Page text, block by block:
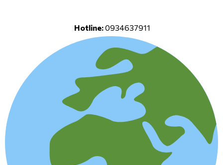
Hotline:0934637911